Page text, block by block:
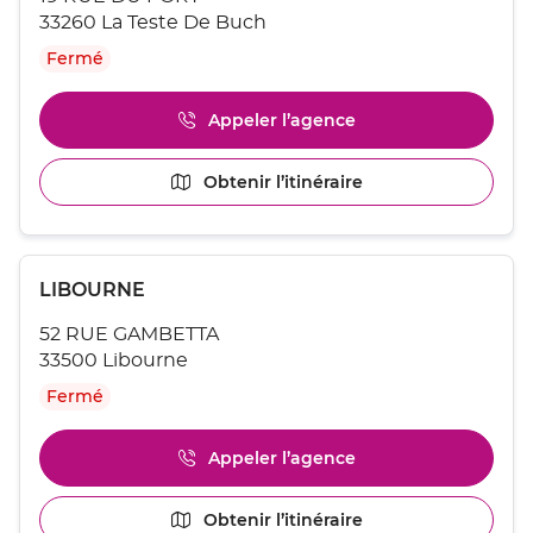
ENTRÉE
obtenir
plus
amples
informations
[ECHAP
pour
:33260 La Teste De Buch
Fermé
Appeler l’agence
Afficher
le
numéro
de
du
point
Obtenir l’itinéraire
jusqu'au
de
vente
sur
touche
ENTRÉE
obtenir
plus
amples
informations
[ECHAP
Point
vente
:
LIBOURNE
52 RUE GAMBETTA
33500 Libourne
Fermé
Appeler l’agence
Afficher
le
numéro
Obtenir l’itinéraire